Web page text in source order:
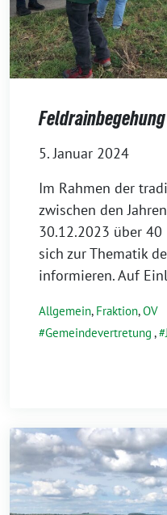
5. Januar 2024
Im Rahmen der
zwischen den
30.12.2023 über
sich zur Thematik
informieren. Auf
Allgemein, Fraktion,OV
Gemeindevertretung ,